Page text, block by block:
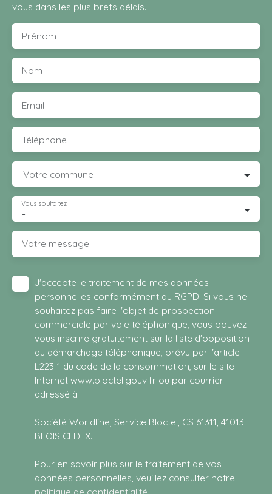
vous dans les plus brefs délais.
Prénom
Nom
Email
Téléphone
Votre commune
-
Vous souhaitez
Votre message
J'accepte le traitement de mes données
personnelles conformément au RGPD. Si vous ne
souhaitez pas faire l'objet de prospection
commerciale par voie téléphonique, vous pouvez
vous inscrire gratuitement sur la liste d'opposition
au démarchage téléphonique, prévu par l'article
L223-1 du code de la consommation, sur le site
Internet www.bloctel.gouv.fr ou par courrier
adressé à :
Société Worldline, Service Bloctel, CS 61311, 41013
BLOIS CEDEX.
Pour en savoir plus sur le traitement de vos
données personnelles, veuillez consulter notre